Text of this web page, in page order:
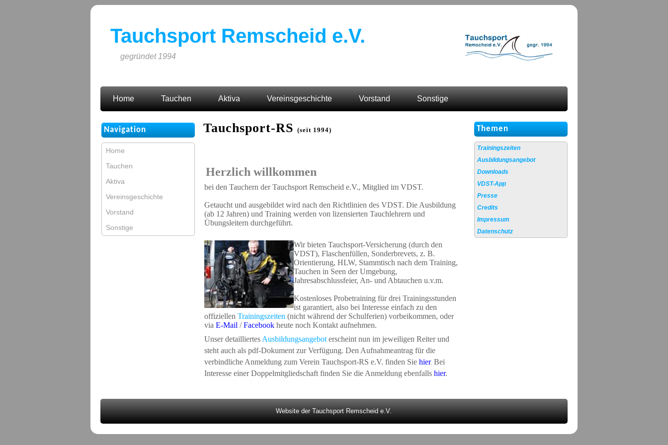
Tauchsport Remscheid e.V.
gegründet 1994
Home Tauchen Aktiva Vereinsgeschichte Vorstand Sonstige
Navigation
Home
Tauchen
Aktiva
Vereinsgeschichte
Vorstand
Sonstige
Themen
Trainingszeiten
Ausbildungsangebot
Downloads
VDST-App
Presse
Credits
Impressum
Datenschutz
Tauchsport-RS(seit 1994)
Herzlich willkommen
bei den Tauchern der Tauchsport Remscheid e.V., Mitglied im VDST.
Getaucht und ausgebildet wird nach den Richtlinien des VDST. Die Ausbildung
(ab 12 Jahren) und Training werden von lizensierten Tauchlehrern und
Übungsleitern durchgeführt.
Wir bieten Tauchsport-Versicherung (durch den
VDST), Flaschenfüllen, Sonderbrevets, z. B.
Orientierung, HLW, Stammtisch nach dem Training,
Tauchen in Seen der Umgebung,
Jahresabschlussfeier, An- und Abtauchen u.v.m.
Kostenloses Probetraining für drei Trainingsstunden
ist garantiert, also bei Interesse einfach zu den
offiziellenTrainingszeiten (nicht während der Schulferien) vorbeikommen, oder
viaE-Mail /Facebook heute noch Kontakt aufnehmen.
Unser detailliertes Ausbildungsangebot erscheint nun im jeweiligen Reiter und
steht auch als pdf-Dokument zur Verfügung. Den Aufnahmeantrag für die
verbindliche Anmeldung zum Verein Tauchsport-RS e.V. finden Siehier.Bei
Interesse einer Doppelmitgliedschaft finden Sie die Anmeldung ebenfallshier.
Website der Tauchsport Remscheid e.V.